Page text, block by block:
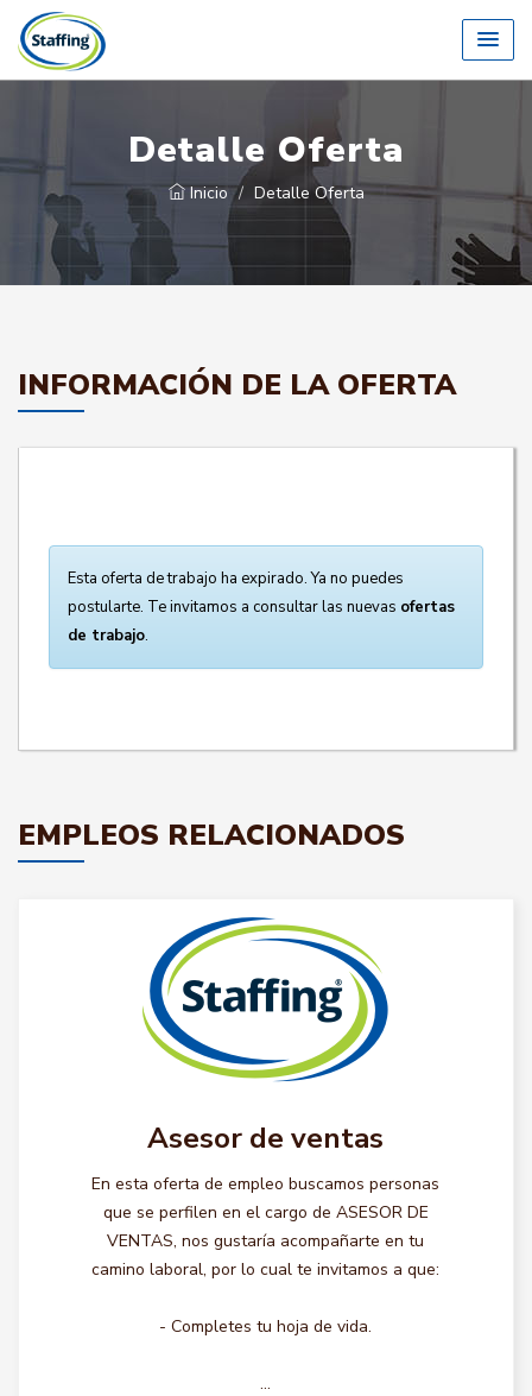
Detalle Oferta
Inicio Detalle Oferta
INFORMACIÓN DE LA OFERTA
Esta oferta de trabajo ha expirado. Ya no puedes
postularte. Te invitamos a consultar las nuevas ofertas
de trabajo.
EMPLEOS RELACIONADOS
Asesor de ventas
En esta oferta de empleo buscamos personas
que se perfilen en el cargo de ASESOR DE
VENTAS, nos gustaría acompañarte en tu
camino laboral, por lo cual te invitamos a que:
- Completes tu hoja de vida.
...